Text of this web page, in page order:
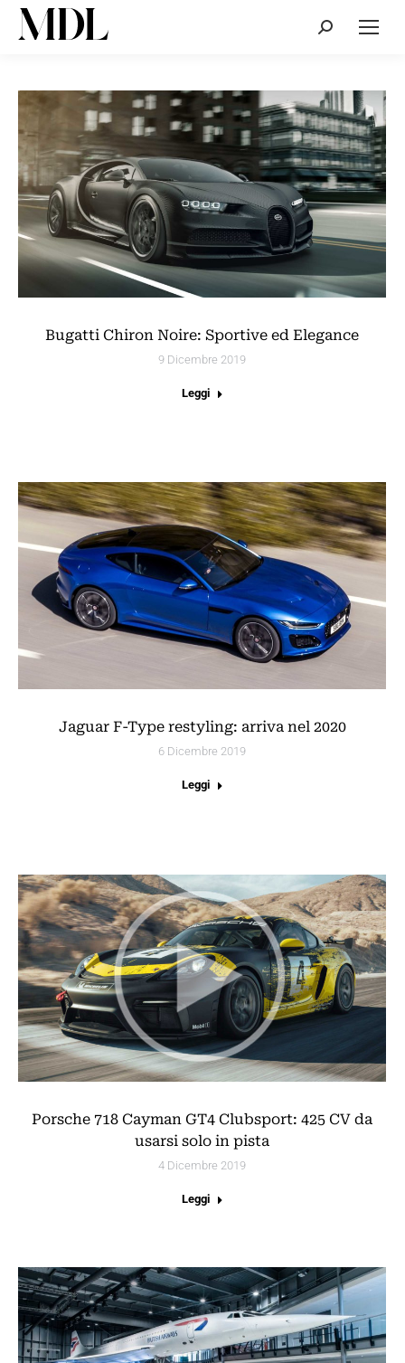
Cerca:
Bugatti Chiron Noire: Sportive ed Elegance
9 Dicembre 2019
Leggi
Jaguar F-Type restyling: arriva nel 2020
6 Dicembre 2019
Leggi
Porsche 718 Cayman GT4 Clubsport: 425 CV da
usarsi solo in pista
4 Dicembre 2019
Leggi